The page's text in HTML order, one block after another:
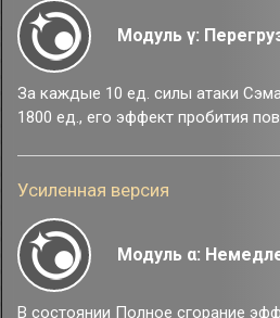
Модуль γ:
За каждые 10 ед. силы атаки
1800 ед., его эффект пробития
Усиленная версия
Модуль α:
В состоянии Полное сгорание